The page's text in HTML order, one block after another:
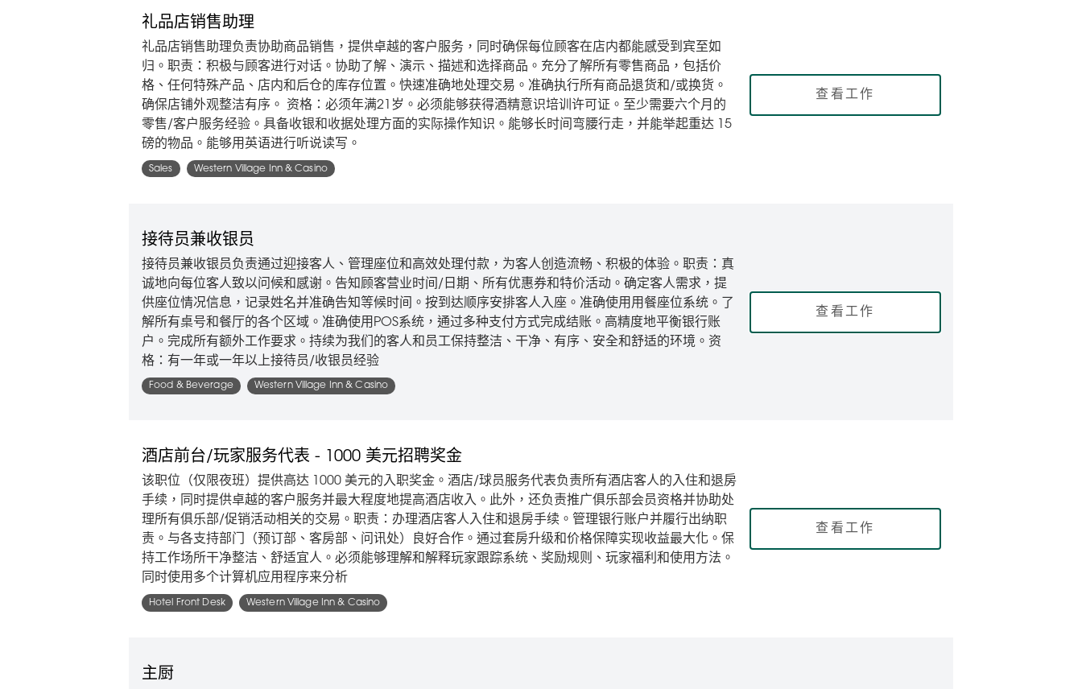
礼品店销售助理
礼品店销售助理负责协助商品销售，提供卓越的客户服务，同时确保每位顾客在店内都能感受到宾至如
归。职责：积极与顾客进行对话。协助了解、演示、描述和选择商品。充分了解所有零售商品，包括价
格、任何特殊产品、店内和后仓的库存位置。快速准确地处理交易。准确执行所有商品退货和/或换货。
确保店铺外观整洁有序。 资格：必须年满21岁。必须能够获得酒精意识培训许可证。至少需要六个月的
零售/客户服务经验。具备收银和收据处理方面的实际操作知识。能够长时间弯腰行走，并能举起重达 15
磅的物品。能够用英语进行听说读写。
Sales Western Village Inn & Casino
查看工作
接待员兼收银员
接待员兼收银员负责通过迎接客人、管理座位和高效处理付款，为客人创造流畅、积极的体验。职责：真
诚地向每位客人致以问候和感谢。告知顾客营业时间/日期、所有优惠券和特价活动。确定客人需求，提
供座位情况信息，记录姓名并准确告知等候时间。按到达顺序安排客人入座。准确使用用餐座位系统。了
解所有桌号和餐厅的各个区域。准确使用POS系统，通过多种支付方式完成结账。高精度地平衡银行账
户。完成所有额外工作要求。持续为我们的客人和员工保持整洁、干净、有序、安全和舒适的环境。资
格：有一年或一年以上接待员/收​​银员经验
Food & Beverage Western Village Inn & Casino
查看工作
酒店前台/玩家服务代表 - 1000 美元招聘奖金
该职位（仅限夜班）提供高达 1000 美元的入职奖金。酒店/球员服务代表负责所有酒店客人的入住和退房
手续，同时提供卓越的客户服务并最大程度地提高酒店收入。此外，还负责推广俱乐部会员资格并协助处
理所有俱乐部/促销活动相关的交易。职责：办理酒店客人入住和退房手续。管理银行账户并履行出纳职
责。与各支持部门（预订部、客房部、问讯处）良好合作。通过套房升级和价格保障实现收益最大化。保
持工作场所干净整洁、舒适宜人。必须能够理解和解释玩家跟踪系统、奖励规则、玩家福利和使用方法。
同时使用多个计算机应用程序来分析
Hotel Front Desk Western Village Inn & Casino
查看工作
主厨